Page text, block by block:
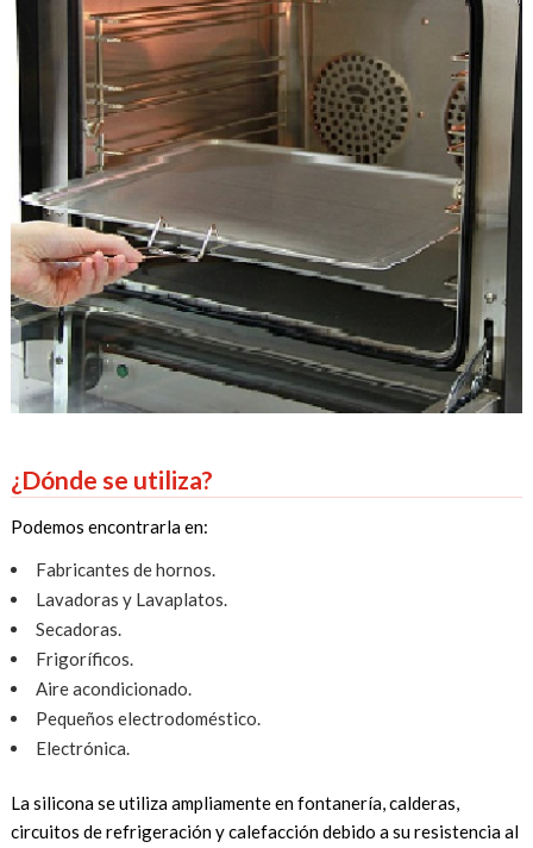
¿Dónde se utiliza?
Podemos encontrarla en:
Fabricantes de hornos.
Lavadoras y Lavaplatos.
Secadoras.
Frigoríficos.
Aire acondicionado.
Pequeños electrodoméstico.
Electrónica.
La silicona se utiliza ampliamente en fontanería, calderas,
circuitos de refrigeración y calefacción debido a su resistencia al